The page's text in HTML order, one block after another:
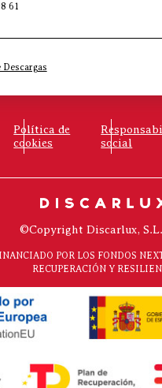
61
Descargas
Política de
cookies
social
©Copyright Discarlux,
POR LOS FONDOS
RECUPERACIÓN Y